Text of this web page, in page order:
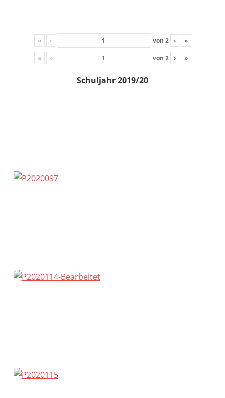
« ‹ von 2 › »
« ‹ von 2 › »
Schuljahr 2019/20